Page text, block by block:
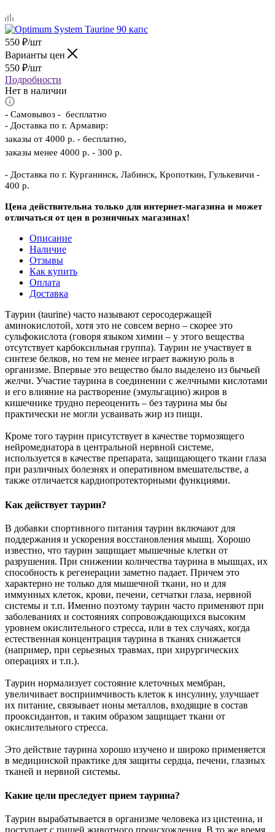
550 ₽/шт
Варианты цен
550 ₽/шт
Подробности
Нет в наличии
- Самовывоз - бесплатно
- Доставка по г. Армавир:
заказы от 4000 р. - бесплатно,
заказы менее 4000 р. - 300 р.
- Доставка по г. Курганинск, Лабинск, Кропоткин, Гулькевичи -
400 р.
Цена действительна только для интернет-магазина и может
отличаться от цен в розничных магазинах!
Описание
Наличие
Отзывы
Как купить
Оплата
Доставка
Таурин (taurine) часто называют серосодержащей
аминокислотой, хотя это не совсем верно – скорее это
сульфокислота (говоря языком химии – у этого вещества
отсутствует карбоксильная группа). Таурин не участвует в
синтезе белков, но тем не менее играет важную роль в
организме. Впервые это вещество было выделено из бычьей
желчи. Участие таурина в соединении с желчными кислотами
и его влияние на растворение (эмульгацию) жиров в
кишечнике трудно переоценить – без таурина мы бы
практически не могли усваивать жир из пищи.
Кроме того таурин присутствует в качестве тормозящего
нейромедиатора в центральной нервной системе,
используется в качестве препарата, защищающего ткани глаза
при различных болезнях и оперативном вмешательстве, а
также отличается кардиопротекторными функциями.
Как действует таурин?
В добавки спортивного питания таурин включают для
поддержания и ускорения восстановления мышц. Хорошо
известно, что таурин защищает мышечные клетки от
разрушения. При снижении количества таурина в мышцах, их
способность к регенерации заметно падает. Причем это
характерно не только для мышечной ткани, но и для
иммунных клеток, крови, печени, сетчатки глаза, нервной
системы и т.п. Именно поэтому таурин часто применяют при
заболеваниях и состояниях сопровождающихся высоким
уровнем окислительного стресса, или в тех случаях, когда
естественная концентрация таурина в тканях снижается
(например, при серьезных травмах, при хирургических
операциях и т.п.).
Таурин нормализует состояние клеточных мембран,
увеличивает восприимчивость клеток к инсулину, улучшает
их питание, связывает ионы металлов, входящие в состав
прооксидантов, и таким образом защищает ткани от
окислительного стресса.
Это действие таурина хорошо изучено и широко применяется
в медицинской практике для защиты сердца, печени, глазных
тканей и нервной системы.
Какие цели преследует прием таурина?
Таурин вырабатывается в организме человека из цистеина, и
поступает с пищей животного происхождения. В то же время